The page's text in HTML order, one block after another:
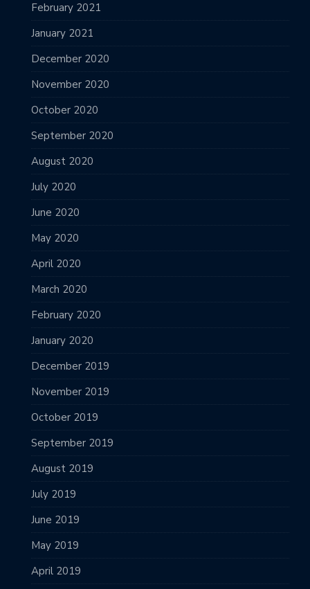
February 2021
January 2021
December 2020
November 2020
October 2020
September 2020
August 2020
July 2020
June 2020
May 2020
April 2020
March 2020
February 2020
January 2020
December 2019
November 2019
October 2019
September 2019
August 2019
July 2019
June 2019
May 2019
April 2019